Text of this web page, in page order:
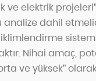
elektrik
dahil
Nihai amaç,
ve yüksek”